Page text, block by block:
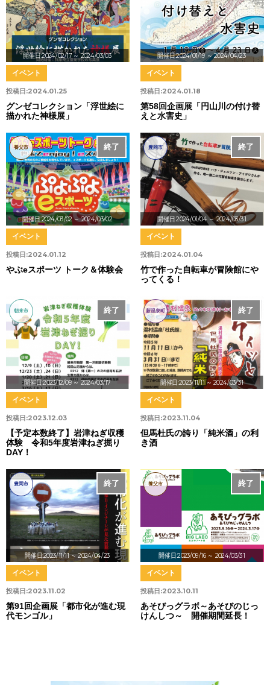
開催日:2024/02/17 ～ 2024/03/03
投稿日:2024.01.25
イベント
グンゼコレクション「浮世絵に
描かれた神様展」
開催日:2024/01/19 ～ 2024/04/23
投稿日:2024.01.18
イベント
第58回企画展「円山川の付け替
えと水害史」
開催日:2024/03/02～ 2024/03/02
終了
養父市
投稿日:2024.01.12
イベント
やぶeスポーツ トーク＆体験会
開催日:2024/01/04 ～ 2024/03/31
終了
豊岡市
投稿日:2024.01.04
イベント
竹で作った自転車が冒険館にや
ってくる！
開催日:2023/12/09～ 2024/03/17
終了
朝来市
投稿日:2023.12.03
イベント
【予定本数終了】岩津ねぎ収穫
体験 令和5年度岩津ねぎ掘り
DAY！
開催日:2023/11/11 ～ 2024/03/31
終了
新温泉町
投稿日:2023.11.04
イベント
但馬杜氏の誇り「純米酒」の利
き酒
開催日:2023/11/11～ 2024/04/23
終了
豊岡市
投稿日:2023.11.02
イベント
第91回企画展「都市化が進む現
代モンゴル」
開催日:2023/09/16 ～ 2024/03/31
終了
養父市
投稿日:2023.10.11
イベント
あそびっグラボ～あそびのじっ
けんしつ～ 開催期間延長！